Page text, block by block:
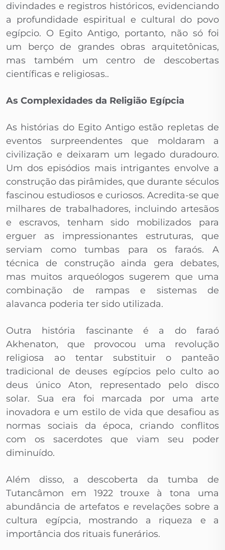
divindades e registros históricos, evidenciando
a profundidade espiritual e cultural do povo
egípcio. O Egito Antigo, portanto, não só foi
um berço de grandes obras arquitetônicas,
mas também um centro de descobertas
científicas e religiosas..
As Complexidades da Religião Egípcia
As histórias do Egito Antigo estão repletas de
eventos surpreendentes que moldaram a
civilização e deixaram um legado duradouro.
Um dos episódios mais intrigantes envolve a
construção das pirâmides, que durante séculos
fascinou estudiosos e curiosos. Acredita-se que
milhares de trabalhadores, incluindo artesãos
e escravos, tenham sido mobilizados para
erguer as impressionantes estruturas, que
serviam como tumbas para os faraós. A
técnica de construção ainda gera debates,
mas muitos arqueólogos sugerem que uma
combinação de rampas e sistemas de
alavanca poderia ter sido utilizada.
Outra história fascinante é a do faraó
Akhenaton, que provocou uma revolução
religiosa ao tentar substituir o panteão
tradicional de deuses egípcios pelo culto ao
deus único Aton, representado pelo disco
solar. Sua era foi marcada por uma arte
inovadora e um estilo de vida que desafiou as
normas sociais da época, criando conflitos
com os sacerdotes que viam seu poder
diminuído.
Além disso, a descoberta da tumba de
Tutancâmon em 1922 trouxe à tona uma
abundância de artefatos e revelações sobre a
cultura egípcia, mostrando a riqueza e a
importância dos rituais funerários.